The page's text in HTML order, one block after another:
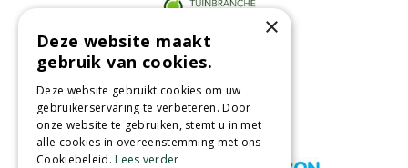
Partners
Wij accepteren
×
Deze website maakt
gebruik van cookies.
Deze website gebruikt cookies om uw
gebruikerservaring te verbeteren. Door
onze website te gebruiken, stemt u in met
alle cookies in overeenstemming met ons
Cookiebeleid.Lees verder